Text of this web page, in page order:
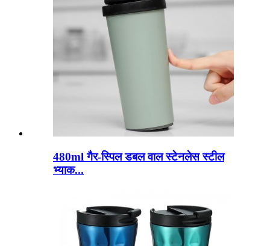
480ml गैर-स्पिल डबल वाल स्टेनलेस स्टील
भ्याक...